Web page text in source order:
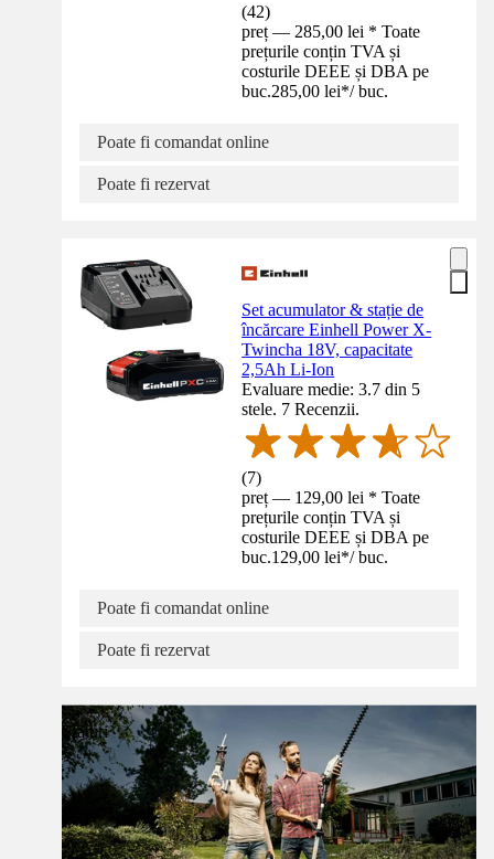
(42)
preț — 285,00 lei * Toate
prețurile conțin TVA și
costurile DEEE și DBA pe
buc.285,00 lei*/ buc.
Poate fi comandat online
Poate fi rezervat
Set acumulator & stație de
încărcare Einhell Power X-
Twincha 18V, capacitate
2,5Ah Li-Ion
Evaluare medie: 3.7 din 5
stele. 7 Recenzii.
(7)
preț — 129,00 lei * Toate
prețurile conțin TVA și
costurile DEEE și DBA pe
buc.129,00 lei*/ buc.
Poate fi comandat online
Poate fi rezervat
Sfaturi